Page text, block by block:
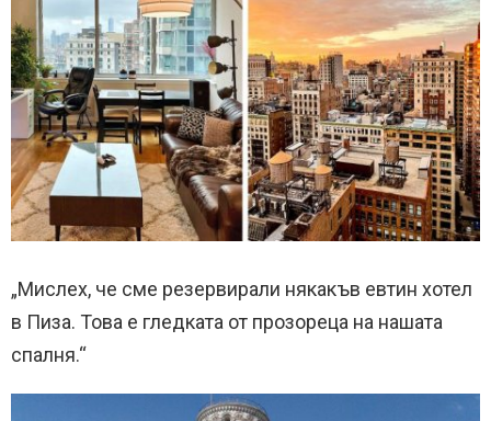
„Мислех, че сме резервирали някакъв евтин хотел
в Пиза. Това е гледката от прозореца на нашата
спалня.“